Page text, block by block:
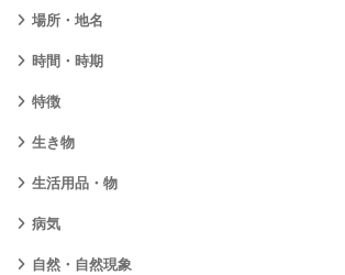
場所・地名
時間・時期
特徴
生き物
生活用品・物
病気
自然・自然現象